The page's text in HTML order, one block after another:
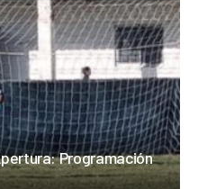
Programación